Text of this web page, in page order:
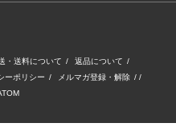
・送料について / 返品について /
ーポリシー / メルマガ登録・解除 / /